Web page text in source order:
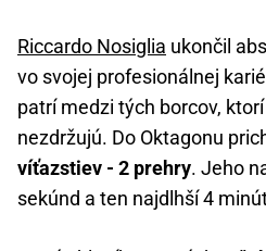
Riccardo Nosiglia ukončil
vo svojej profesionálnej
patrí medzi tých borcov,
nezdržujú. Do Oktagonu
víťazstiev - 2 prehry. Jeho
sekúnd a ten najdlhší 4